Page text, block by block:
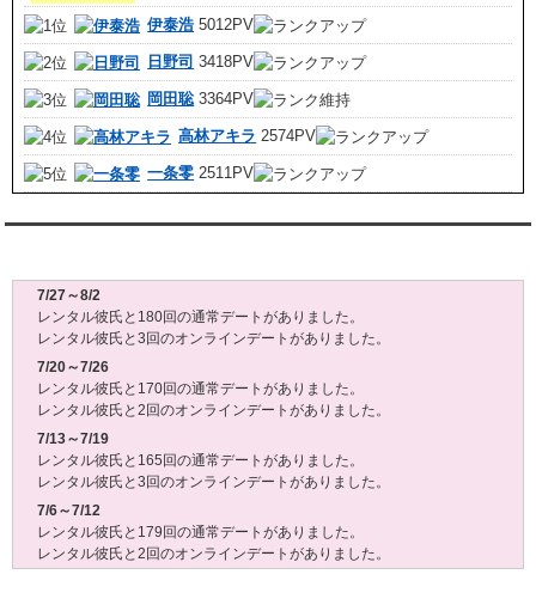
伊泰浩 5012PV
日野司 3418PV
岡田聡3364PV
高林アキラ 2574PV
一条零 2511PV
7/27～8/2
レンタル彼氏と180回の通常デートがありました。
レンタル彼氏と3回のオンラインデートがありました。
7/20～7/26
レンタル彼氏と170回の通常デートがありました。
レンタル彼氏と2回のオンラインデートがありました。
7/13～7/19
レンタル彼氏と165回の通常デートがありました。
レンタル彼氏と3回のオンラインデートがありました。
7/6～7/12
レンタル彼氏と179回の通常デートがありました。
レンタル彼氏と2回のオンラインデートがありました。